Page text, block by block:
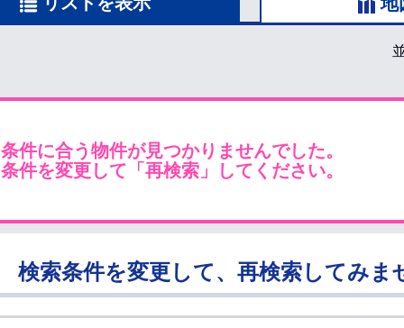
条件に合う物件が見つかりませんでした。
条件を変更して「再検索」してください。
検索条件を変更して、再検索してみま